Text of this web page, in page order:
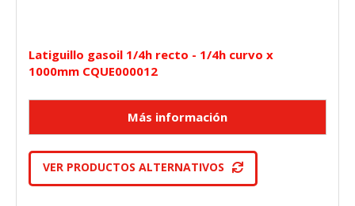
Latiguillo gasoil 1/4h recto - 1/4h curvo x
1000mm CQUE000012
VER PRODUCTOS ALTERNATIVOS